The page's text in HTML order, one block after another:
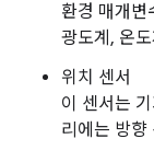
환경 매개변
광도계, 온
위치 센서
이 센서는
리에는 방향